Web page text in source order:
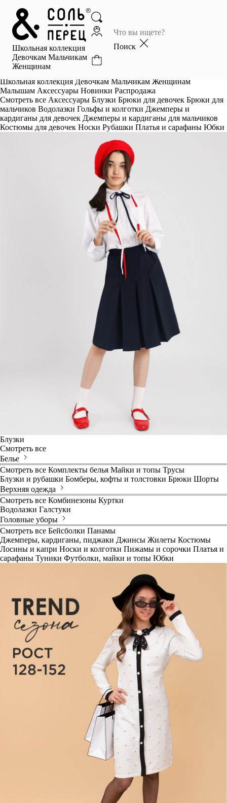
Школьная коллекция
Девочкам Мальчикам
Женщинам
Поиск
Главная
Каталог
Избранное
Школьная коллекция Девочкам Мальчикам Женщинам
Малышам Аксессуары Новинки Распродажа
Смотреть все Аксессуары Блузки Брюки для девочек Брюки для
мальчиков Водолазки Гольфы и колготки Джемперы и
кардиганы для девочек Джемперы и кардиганы для мальчиков
Костюмы для девочек Носки Рубашки Платья и сарафаны Юбки
Блузки
Смотреть все
Белье
Смотреть все Комплекты белья Майки и топы Трусы
Блузки и рубашки Бомберы, кофты и толстовки Брюки Шорты
Верхняя одежда
Смотреть все Комбинезоны Куртки
Водолазки Галстуки
Головные уборы
Смотреть все Бейсболки Панамы
Джемперы, кардиганы, пиджаки Джинсы Жилеты Костюмы
Лосины и капри Носки и колготки Пижамы и сорочки Платья и
сарафаны Туники Футболки, майки и топы Юбки